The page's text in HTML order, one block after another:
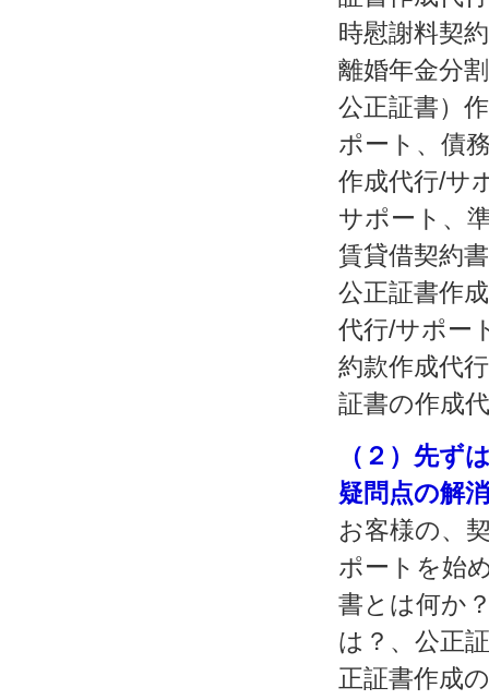
時慰謝料契
離婚年金分
公正証書）
ポート、債
作成代行/サ
サポート、
賃貸借契約
公正証書作
代行/サポー
約款作成代
証書の作成
（２）先ず
疑問点の解
お客様の、
ポートを始
書とは何か
は？、公正
正証書作成